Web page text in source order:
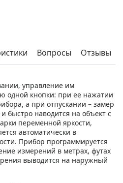
Вопросы Отзывы
управление им
одной кнопки: при ее нажатии
а при отпускании – замер
быстро наводится на объект с
переменной яркости,
автоматически в
Прибор программируется
измерений в метрах, футах
выводится на наружный